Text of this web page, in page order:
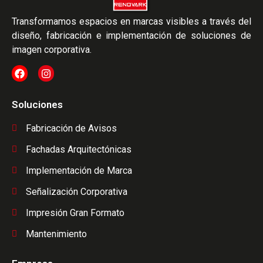
Transformamos espacios en marcas visibles a través del
diseño, fabricación e implementación de soluciones de
imagen corporativa.
Soluciones
Fabricación de Avisos
Fachadas Arquitectónicas
Implementación de Marca
Señalización Corporativa
Impresión Gran Formato
Mantenimiento​